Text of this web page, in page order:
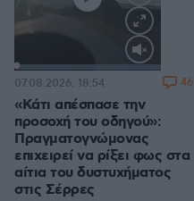
Loaded:
100.00%
«Κάτι απέσπασε την
προσοχή του οδηγού»:
Πραγματογνώμονας
επιχειρεί να ρίξει φως στα
αίτια του δυστυχήματος
στις Σέρρες
07.08.2026, 18:54 46